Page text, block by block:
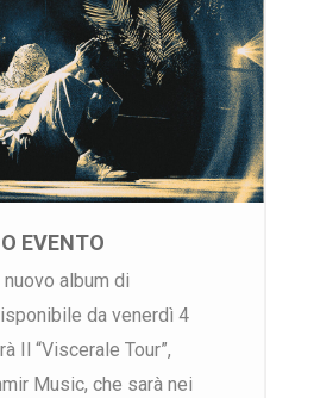
EVENTO
nuovo album di
da venerdì 4
Il “Viscerale Tour”,
Music, che sarà nei